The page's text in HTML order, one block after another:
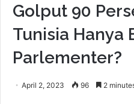
Golput 90
Tunisia Hanya
Parlementer?
April 2, 2023 96 2